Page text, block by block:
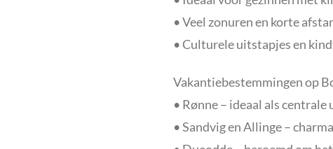
• Veel zonuren en korte
• Culturele uitstapjes en
Vakantiebestemmingen op
• Rønne – ideaal als
• Sandvig en Allinge –